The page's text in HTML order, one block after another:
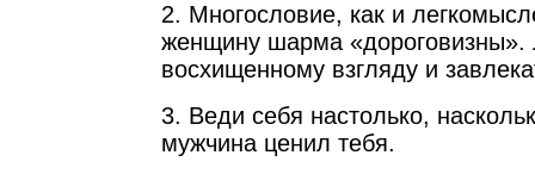
2. Многословие, как и
женщину шарма «дороговизны».
восхищенному взгляду и
3. Веди себя настолько,
мужчина ценил тебя.